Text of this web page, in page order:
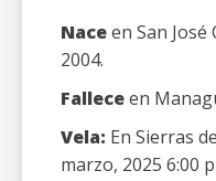
Naceen San José
2004.
Falleceen
Vela: En Sierras
marzo, 2025 6:00